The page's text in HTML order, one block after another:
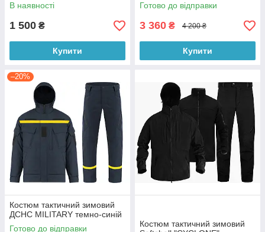
В наявності
1 500 ₴
Купити
Готово до відправки
3 360 ₴ 4 200 ₴
Купити
–20%
Костюм тактичний зимовий
ДСНС MILITARY темно-синій
Готово до відправки
Костюм тактичний зимовий